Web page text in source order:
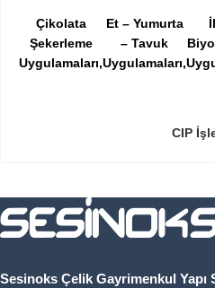
Çikolata
Şekerleme
Uygulamaları
Et – Yumurta
– Tavuk
Uygulamaları
CIP
Sesinoks Çelik Gayrimenkul Yapı